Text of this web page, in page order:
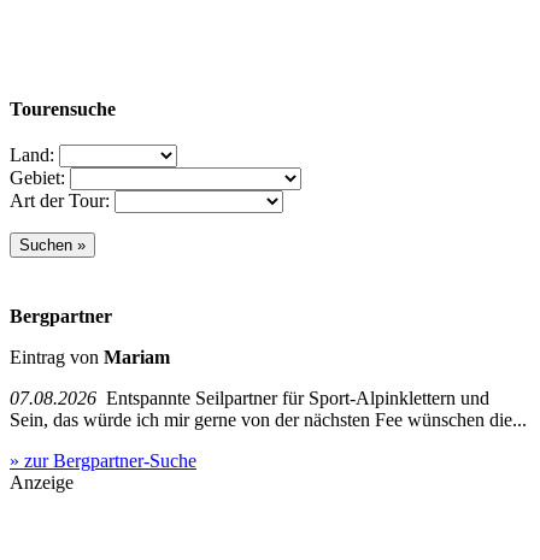
Tourensuche
Land:
Gebiet:
Art der Tour:
Bergpartner
Eintrag von Mariam
07.08.2026 Entspannte Seilpartner für Sport-Alpinklettern und
Sein, das würde ich mir gerne von der nächsten Fee wünschen die...
» zur Bergpartner-Suche
Anzeige